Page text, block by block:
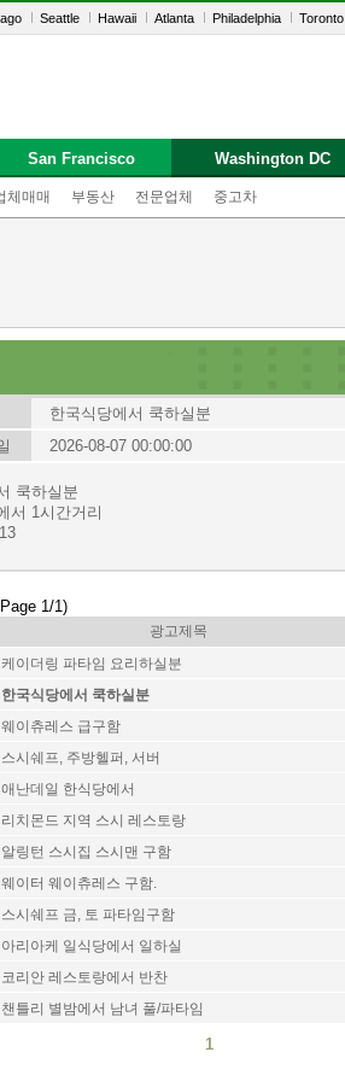
Seattle Hawaii Atlanta Philadelphia Toronto
San Francisco Washington DC
체매매 부동산 전문업체 중고차
한국식당에서 쿡하실분
2026-08-07 00:00:00
쿡하실분
서 1시간거리
1/1)
광고제목
케이더링 파타임 요리하실분
한국식당에서 쿡하실분
웨이츄레스 급구함
스시쉐프, 주방헬퍼, 서버
애난데일 한식당에서
리치몬드 지역 스시 레스토랑
알링턴 스시집 스시맨 구함
웨이터 웨이츄레스 구함.
스시쉐프 금, 토 파타임구함
아리아케 일식당에서 일하실
코리안 레스토랑에서 반찬
챈틀리 별밤에서 남녀 풀/파타임
1